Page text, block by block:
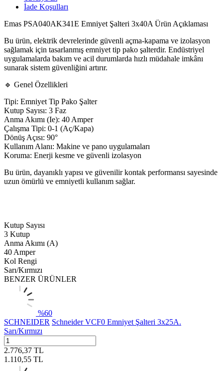
İade Koşulları
Emas PSA040AK341E Emniyet Şalteri 3x40A Ürün Açıklaması
Bu ürün, elektrik devrelerinde güvenli açma-kapama ve izolasyon
sağlamak için tasarlanmış emniyet tip pako şalterdir. Endüstriyel
uygulamalarda bakım ve acil durumlarda hızlı müdahale imkânı
sunarak sistem güvenliğini artırır.
🔹 Genel Özellikleri
Tipi: Emniyet Tip Pako Şalter
Kutup Sayısı: 3 Faz
Anma Akımı (Ie): 40 Amper
Çalışma Tipi: 0-1 (Aç/Kapa)
Dönüş Açısı: 90°
Kullanım Alanı: Makine ve pano uygulamaları
Koruma: Enerji kesme ve güvenli izolasyon
Bu ürün, dayanıklı yapısı ve güvenilir kontak performansı sayesinde
uzun ömürlü ve emniyetli kullanım sağlar.
Kutup Sayısı
3 Kutup
Anma Akımı (A)
40 Amper
Kol Rengi
Sarı/Kırmızı
BENZER ÜRÜNLER
%60
SCHNEIDER Schneider VCF0 Emniyet Şalteri 3x25A.
Sarı/Kırmızı
2.776,37 TL
1.110,55 TL